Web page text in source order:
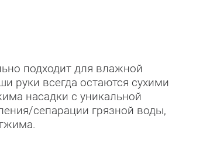
подходит для влажной
руки всегда остаются сухими
насадки с уникальной
сепарации грязной воды,